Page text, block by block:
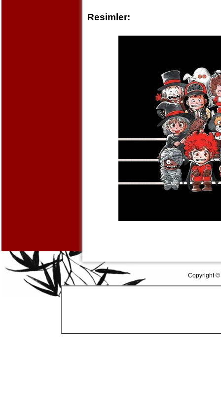
Resimler:
Copyright ©